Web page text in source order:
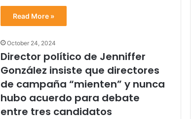
Read More »
October 24, 2024
Director político de Jenniffer
González insiste que directores
de campaña “mienten” y nunca
hubo acuerdo para debate
entre tres candidatos